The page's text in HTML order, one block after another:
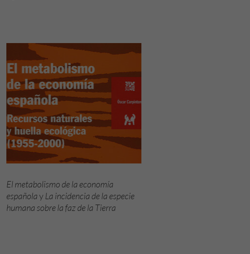
El metabolismo de la economía
españolayLa incidencia de la especie
humana sobre la faz de la Tierra